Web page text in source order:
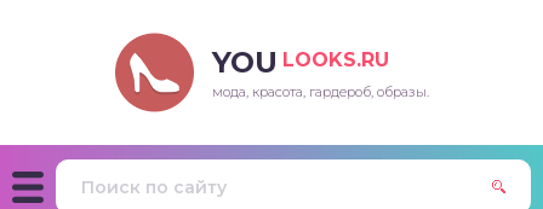
YOU LOOKS.RU
мода, красота, гардероб, образы.